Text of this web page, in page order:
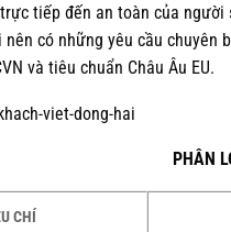
tiếp đến an toàn của
nên có những yêu cầu
và tiêu chuẩn Châu Âu EU.
PHÂN
CHÍ